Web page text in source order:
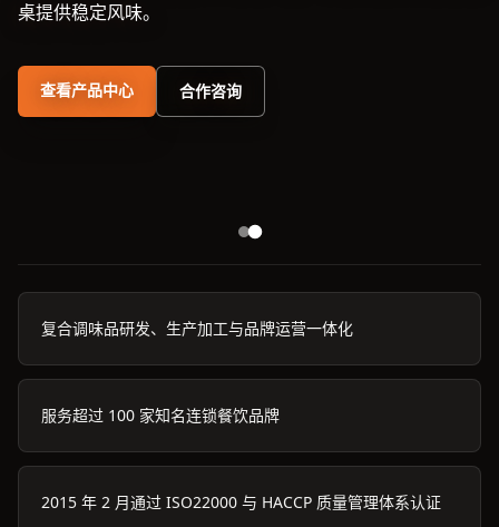
桌提供稳定风味。
查看产品中心 合作咨询
复合调味品研发、生产加工与品牌运营一体化
服务超过 100 家知名连锁餐饮品牌
2015 年 2 月通过 ISO22000 与 HACCP 质量管理体系认证